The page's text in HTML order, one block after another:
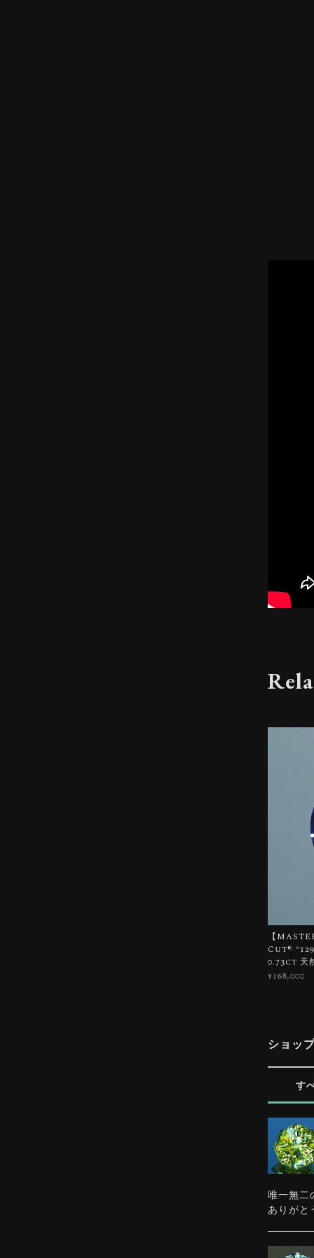
【
Cut®︎
0.73ct 天
¥168,000
ショッ
す
唯一無二
ありがと